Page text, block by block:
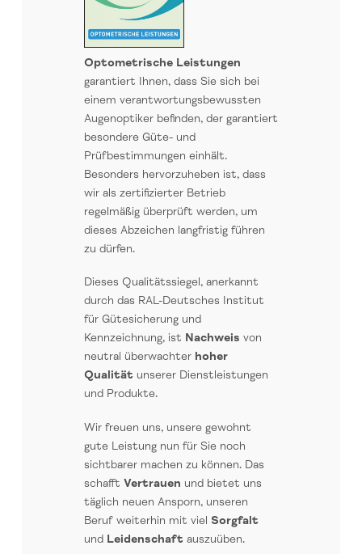
Optometrische Leistungen
garantiert Ihnen, dass Sie sich bei
einem verantwortungsbewussten
Augenoptiker befinden, der garantiert
besondere Güte- und
Prüfbestimmungen einhält.
Besonders hervorzuheben ist, dass
wir als zertifizierter Betrieb
regelmäßig überprüft werden, um
dieses Abzeichen langfristig führen
zu dürfen.
Dieses Qualitätssiegel, anerkannt
durch das RAL-Deutsches Institut
für Gütesicherung und
Kennzeichnung, ist Nachweis von
neutral überwachter hoher
Qualität unserer Dienstleistungen
und Produkte.
Wir freuen uns, unsere gewohnt
gute Leistung nun für Sie noch
sichtbarer machen zu können. Das
schafft Vertrauen und bietet uns
täglich neuen Ansporn, unseren
Beruf weiterhin mit viel Sorgfalt
und Leidenschaft auszuüben.